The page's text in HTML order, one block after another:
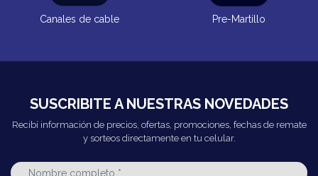
Canales de cable Pre-Martillo
SUSCRIBITE A NUESTRAS NOVEDADES
Recibí información de precios, ofertas, promociones, fechas de remate
y sorteos directamente en tu celular.